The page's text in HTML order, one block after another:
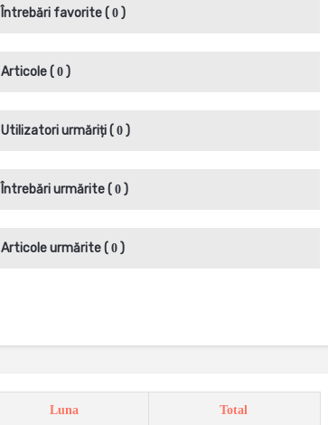
Întrebări favorite( 0)
Articole( 0)
Utilizatori urmăriți( 0)
Întrebări urmărite( 0)
Articole urmărite( 0)
Luna Total